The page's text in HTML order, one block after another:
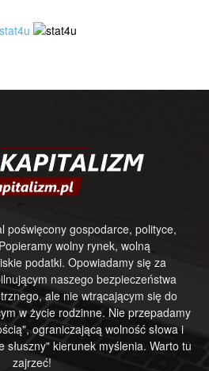
poświęcony gospodarce, polityce,
wolny rynek, wolną
podatki. Opowiadamy się za
naszego bezpieczeństwa
ale nie wtrącającym się do
w życie rodzinne. Nie przepadamy
ograniczającą wolność słowa i
słuszny" kierunek myślenia. Warto tu
zajrzeć!